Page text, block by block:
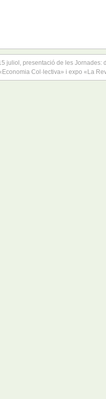
juliol, presentació de les Jornades:
Col·lectiva» i expo «La